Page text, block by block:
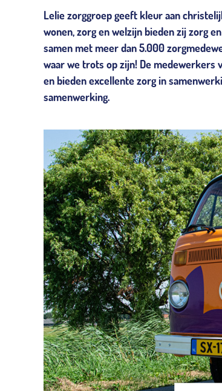
Lelie zorggroep geeft kleur aan
wonen, zorg en welzijn bieden zij zorg
samen met meer dan 5.000
waar we trots op zijn! De medewerkers
en bieden excellente zorg in
samenwerking.